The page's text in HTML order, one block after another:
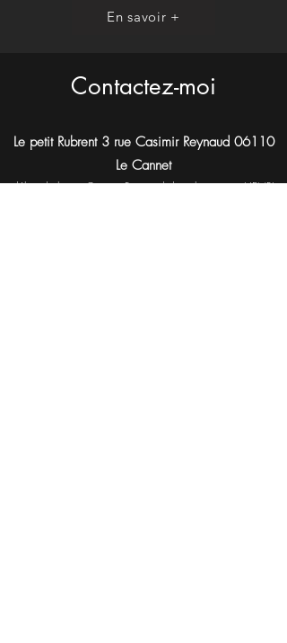
En savoir +
Contactez-moi
Le petit Rubrent 3 rue Casimir Reynaud 06110
Le Cannet
début de la rue Casimir Raynaud dans la rue rue HENRI